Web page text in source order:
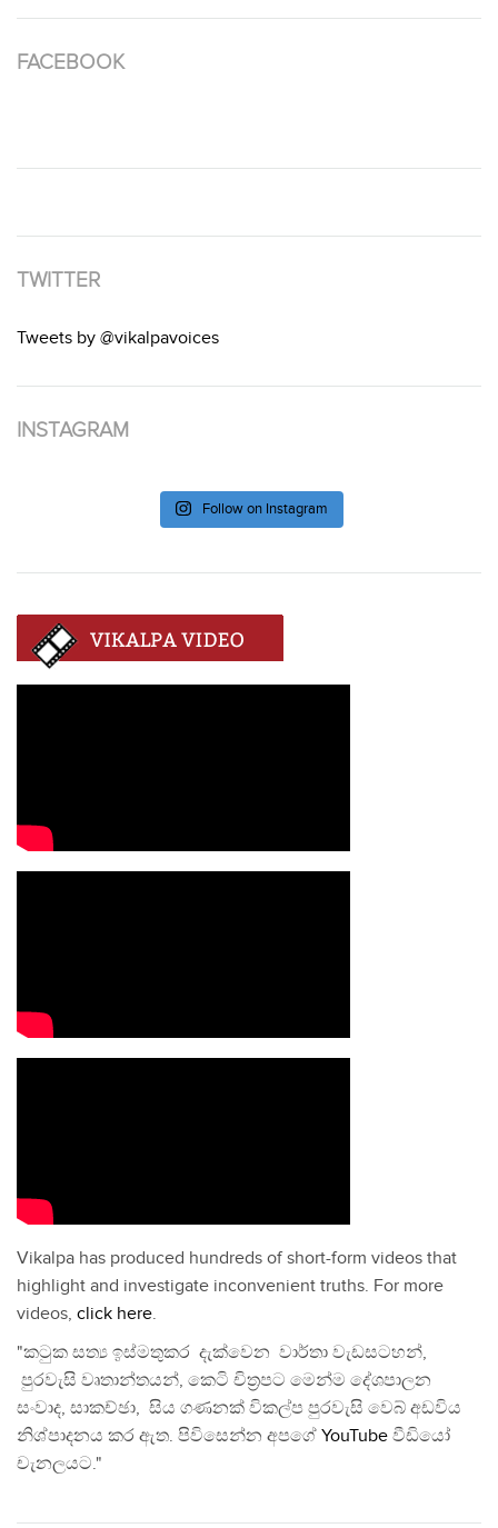
FACEBOOK
TWITTER
Tweets by @vikalpavoices
INSTAGRAM
Follow on Instagram
Vikalpa has produced hundreds of short-form videos that
highlight and investigate inconvenient truths. For more
videos, click here.
"කටුක සත්‍ය ඉස්මතුකර දැක්වෙන වාර්තා වැඩසටහන්,
පුරවැසි වෘතාන්තයන්, කෙටි චිත්‍රපට මෙන්ම දේශපාලන
සංවාද, සාකච්ඡා, සිය ගණනක් විකල්ප පුරවැසි වෙබ් අඩවිය
නිශ්පාදනය කර ඇත. පිවිසෙන්න අපගේ YouTube වීඩියෝ
චැනලයට."